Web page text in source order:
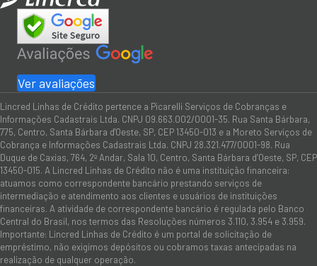
Ver avaliações
Lincred Linhas de Crédito pertence a Picarelli Serviços de Cobranças e
Informações Cadastrais Ltda. CNPJ 09.663.002/0001-35. Rua Santa Bárbara,
775, Centro, Santa Bárbara d'Oeste, SP, CEP 13450-013 e a Moreto Serviços de
Cobrança e Informações Cadastrais Ltda. CNPJ 28.321.477/0001-98. Rua
Duque de Caxias, 764, 2º Andar, Sala 10, Centro, Santa Bárbara d’Oeste, SP, CEP
13450-015. A Lincred Linhas de Crédito não é uma instituição financeira:
atuamos como correspondente bancário prestando serviços de
intermediação e atendimento aos clientes e usuários de instituições
financeiras. A atividade de correspondente bancário é regulada pelo Banco
Central do Brasil, nos termos das Resoluções números 3.110, 3.954 e 3.959.
Importante: Lincred Linhas de Crédito é um portal de solicitação de
empréstimo, não exigimos depósitos ou cobramos taxas antecipadas na
realização de qualquer operação.